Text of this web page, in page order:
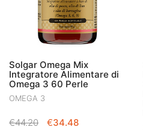
Solgar Omega Mix
Integratore Alimentare di
Omega 3 60 Perle
OMEGA 3
€44.20
IL
€34.48IL